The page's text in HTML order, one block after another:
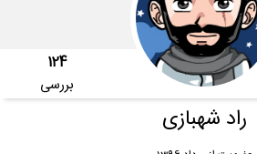
124
بررسی
راد شهبازی